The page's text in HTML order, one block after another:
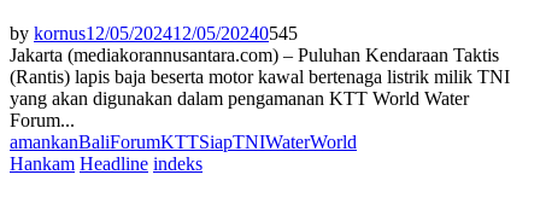
by kornus12/05/202412/05/20240545
Jakarta (mediakorannusantara.com) – Puluhan Kendaraan Taktis
(Rantis) lapis baja beserta motor kawal bertenaga listrik milik TNI
yang akan digunakan dalam pengamanan KTT World Water
Forum...
amankanBaliForumKTTSiapTNIWaterWorld
Hankam Headline indeks